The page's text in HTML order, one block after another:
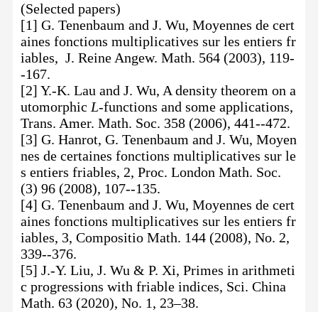
(Selected papers)
[1] G. Tenenbaum and J. Wu, Moyennes de cert
aines fonctions multiplicatives sur les entiers fr
iables, J. Reine Angew. Math. 564 (2003), 119-
-167.
[2] Y.-K. Lau and J. Wu, A density theorem on a
utomorphic L-functions and some applications,
Trans. Amer. Math. Soc. 358 (2006), 441--472.
[3] G. Hanrot, G. Tenenbaum and J. Wu, Moyen
nes de certaines fonctions multiplicatives sur le
s entiers friables, 2, Proc. London Math. Soc.
(3) 96 (2008), 107--135.
[4] G. Tenenbaum and J. Wu, Moyennes de cert
aines fonctions multiplicatives sur les entiers fr
iables, 3, Compositio Math. 144 (2008), No. 2,
339--376.
[5] J.-Y. Liu, J. Wu & P. Xi, Primes in arithmeti
c progressions with friable indices, Sci. China
Math. 63 (2020), No. 1, 23–38.